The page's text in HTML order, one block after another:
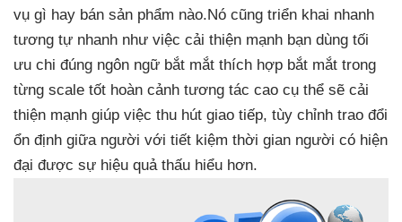
vụ gì hay bán sản phẩm nào.Nó cũng triển khai nhanh
tương tự nhanh như việc cải thiện mạnh bạn dùng tối
ưu chi đúng ngôn ngữ bắt mắt thích hợp bắt mắt trong
từng scale tốt hoàn cảnh tương tác cao cụ thể sẽ cải
thiện mạnh giúp việc thu hút giao tiếp, tùy chỉnh trao đổi
ổn định giữa người với tiết kiệm thời gian người có hiện
đại được sự hiệu quảthấu hiểu hơn.